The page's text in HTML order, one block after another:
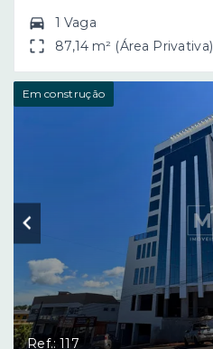
1 Vaga
87,14 m² (Área Privativa)
Em construção
Ref.: 117